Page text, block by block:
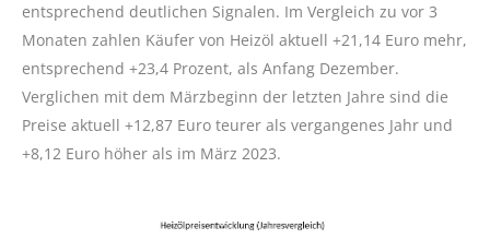
entsprechend deutlichen Signalen. Im Vergleich zu vor 3
Monaten zahlen Käufer von Heizöl aktuell +21,14 Euro mehr,
entsprechend +23,4 Prozent, als Anfang Dezember.
Verglichen mit dem Märzbeginn der letzten Jahre sind die
Preise aktuell +12,87 Euro teurer als vergangenes Jahr und
+8,12 Euro höher als im März 2023.